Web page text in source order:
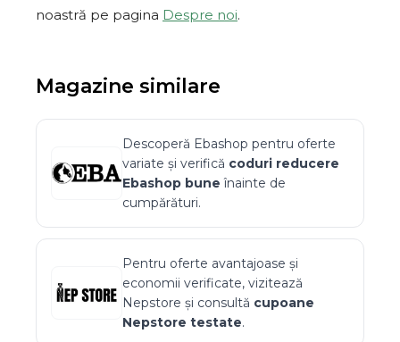
noastră pe pagina Despre noi.
Magazine similare
Descoperă Ebashop pentru oferte
variate și verifică coduri reducere
Ebashop bune înainte de
cumpărături.
Pentru oferte avantajoase și
economii verificate, vizitează
Nepstore și consultă cupoane
Nepstore testate.